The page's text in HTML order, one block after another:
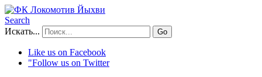
Search
Искать...
Go
Like us on Facebook
"Follow us on Twitter